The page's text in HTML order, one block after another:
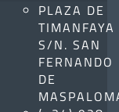
PLAZA DE
TIMANFAYA
S/N. SAN
FERNANDO
DE